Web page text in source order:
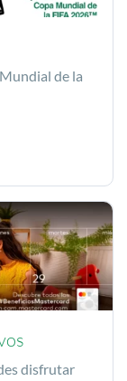
de la
disfrutar